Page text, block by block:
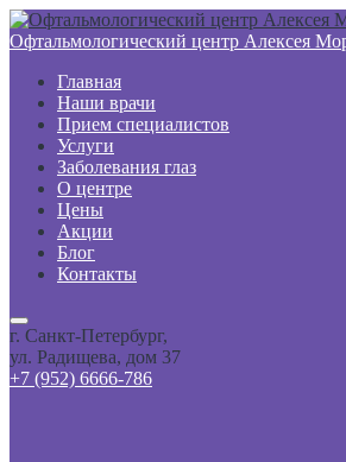
Офтальмологический центр Алексея
Главная
Наши врачи
Прием специалистов
Услуги
Заболевания глаз
О центре
Цены
Акции
Блог
Контакты
г. Санкт-Петербург,
ул. Радищева, дом 37
+7 (952) 6666-786